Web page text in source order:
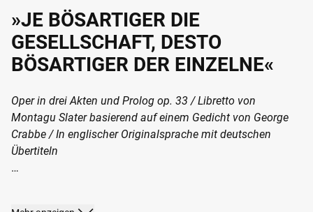
»JE BÖSARTIGER DIE
GESELLSCHAFT, DESTO
BÖSARTIGER DER EINZELNE«
Oper in drei Akten und Prolog op. 33 / Libretto von
Montagu Slater basierend auf einem Gedicht von George
Crabbe / In englischer Originalsprache mit deutschen
Übertiteln